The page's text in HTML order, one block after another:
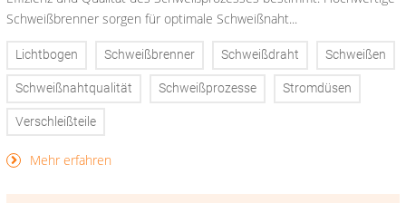
Schweißbrenner sorgen für optimale Schweißnaht...
Lichtbogen Schweißbrenner Schweißdraht Schweißen
Schweißnahtqualität Schweißprozesse Stromdüsen
Verschleißteile
Mehr erfahren